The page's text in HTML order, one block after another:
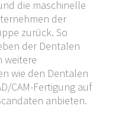
die maschinelle
der
zurück. So
der Dentalen
weitere
wie den Dentalen
CAM-Fertigung auf
anbieten.